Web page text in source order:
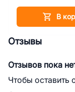
В
Отзывы
Отзывов пока
Чтобы оставить